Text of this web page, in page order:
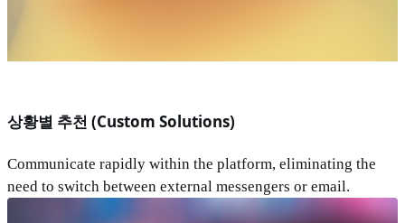
상황별 추천 (Custom Solutions)
Communicate rapidly within the platform, eliminating the
need to switch between external messengers or email.